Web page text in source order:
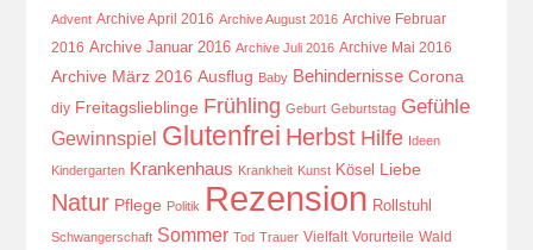
Advent Archive April 2016 Archive August 2016 Archive Februar
2016 Archive Januar 2016 Archive Juli 2016 Archive Mai 2016
Archive März 2016 Ausflug Baby Behindernisse Corona
diy Freitagslieblinge Frühling Geburt Geburtstag Gefühle
Gewinnspiel Glutenfrei Herbst Hilfe Ideen
Kindergarten Krankenhaus Krankheit Kunst Kösel Liebe
Natur Pflege Politik Rezension Rollstuhl
Schwangerschaft Sommer Tod Trauer Vielfalt Vorurteile Wald